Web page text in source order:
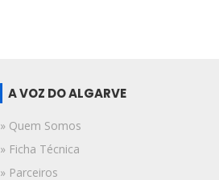
A VOZ DO ALGARVE
» Quem Somos
» Ficha Técnica
» Parceiros